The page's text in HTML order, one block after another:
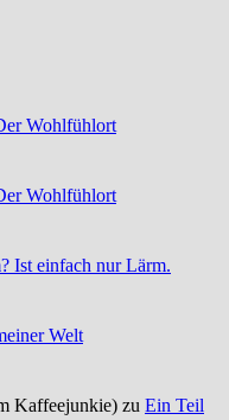
Wohlfühlort
Wohlfühlort
Ist einfach nur Lärm.
Welt
Kaffeejunkie) zu Ein Teil